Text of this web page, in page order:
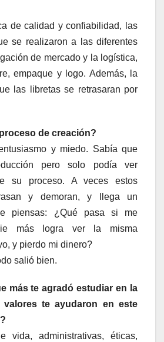
de calidad y confiabilidad, las
se realizaron a las diferentes
de mercado y la logística,
empaque y logo. Además, la
las libretas se retrasaran por
de creación?
y miedo. Sabía que
pero solo podía ver
su proceso. A veces estos
y demoran, y llega un
piensas: ¿Qué pasa si me
más logra ver la misma
y pierdo mi dinero?
salió bien.
más te agradó estudiar en la
valores te ayudaron en este
vida, administrativas, éticas,